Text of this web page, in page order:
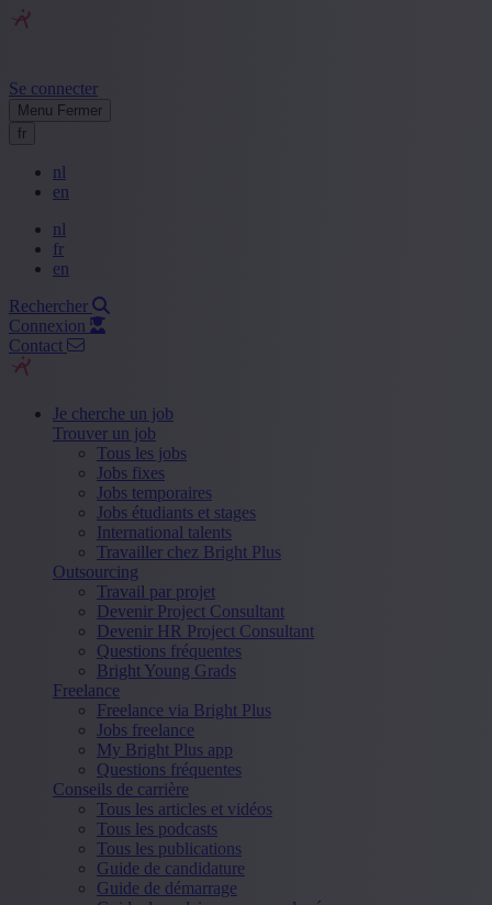
Se connecter
Menu Fermer
fr
nl
en
nl
fr
en
Rechercher
Connexion
Contact
Je cherche un job
Trouver un job
Tous les jobs
Jobs fixes
Jobs temporaires
Jobs étudiants et stages
International talents
Travailler chez Bright Plus
Outsourcing
Travail par projet
Devenir Project Consultant
Devenir HR Project Consultant
Questions fréquentes
Bright Young Grads
Freelance
Freelance via Bright Plus
Jobs freelance
My Bright Plus app
Questions fréquentes
Conseils de carrière
Tous les articles et vidéos
Tous les podcasts
Tous les publications
Guide de candidature
Guide de démarrage